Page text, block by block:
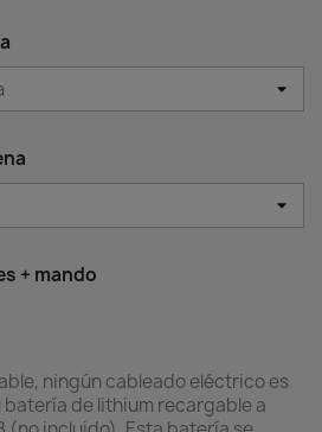
+ mando
ningún cableado eléctrico es
de lithium recargable a